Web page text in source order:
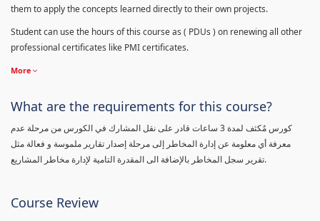
them to apply the concepts learned directly to their own projects.
Student can use the hours of this course as ( PDUs ) on renewing all other
professional certificates like PMI certificates.
More
What are the requirements for this course?
كورس مٌكثف لمدة 3 ساعات قادر على نقل المشارك في الكورس من مرحلة عدم
معرفة أي معلومة عن إدارة المخاطر إلى مرحلة إصدار تقارير ملموسة و فعالة مثل
تقرير سجل المخاطر بالإضافة الى المقدرة التامية لإدارة مخاطر المشاريع.
Course Review